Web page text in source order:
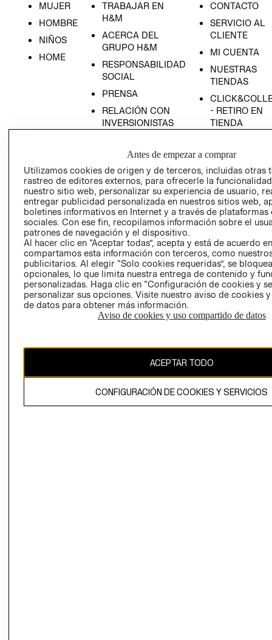
MUJER
HOMBRE
NIÑOS
HOME
TRABAJAR EN
H&M
ACERCA DEL
GRUPO H&M
RESPONSABILIDAD
SOCIAL
PRENSA
RELACIÓN CON
INVERSIONISTAS
EMPRESARIAL
CONTACTO
SERVICIO AL
CLIENTE
MI CUENTA
NUESTRAS
TIENDAS
- RETIRO EN
TIENDA
CONDICIONES
AVISO DE
PRIVACIDAD
GIFT CARD
AVISO DE
COOKIES
Uruguay ($U)
El contenido de esta página web está protegido por copyright y es
propiedad de H&M Hennes & Mauritz AB.
Antes de empezar a comprar
Utilizamos cookies de origen y de terceros, incluidas otras
rastreo de editores externos, para ofrecerle la
nuestro sitio web, personalizar su experiencia de usuario,
entregar publicidad personalizada en nuestros sitios web,
boletines informativos en Internet y a través de plataformas
sociales. Con ese fin, recopilamos información sobre el
patrones de navegación y el dispositivo.
Al hacer clic en “Aceptar todas”, acepta y está de acuerdo
compartamos esta información con terceros, como
publicitarios. Al elegir “Solo cookies requeridas”, se
opcionales, lo que limita nuestra entrega de contenido y
personalizadas. Haga clic en “Configuración de cookies y
personalizar sus opciones. Visite nuestro aviso de cookies
de datos para obtener más información.
Aviso de cookies y uso compartido de datos
ACEPTAR TODO
CONFIGURACIÓN DE COOKIES Y SERVICIOS